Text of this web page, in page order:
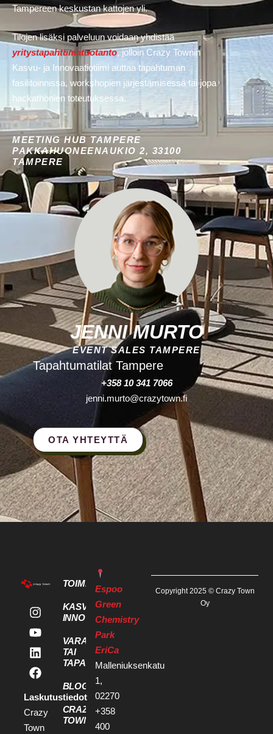
Tampereen keskustan kattojen yli.
Tilojen lisäksi palveluun voidaan yhdistää
yritystapahtumatuotanto, jolloin Crazy Townin
Kasvu- ja Innovaatiotiimi auttaa tapahtuman
fasilitoinnissa, workshopien järjestämisessä tai jopa
hackathonien toteutuksessa.
MEETING HUB TAMPERE
PAKKAHUONEENAUKIO 2, 33100
TAMPERE
JENNI MURTO
EVENT SALES TAMPERE
Tapahtumatilat Tampere
+358 10 341 7066
jenni.murto@crazytown.fi
OTA YHTEYTTÄ
Laskutustiedot
Crazy
Town
TOIMITILAT
KASVU- JA
INNOVAATIOPALVELUT
VARAA KOKOUS
TAI
TAPAHTUMATILA
BLOGI
CRAZY
TOWN
Espoo
Green
Chemistry
Park
EriCa
Malleniuksenkatu
1,
02270
+358
400
Copyright 2025 © Crazy Town
Oy